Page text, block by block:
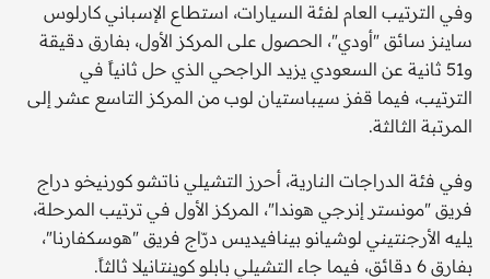
وفي الترتيب العام لفئة السيارات، استطاع الإسباني كارلوس
ساينز سائق "أودي"، الحصول على المركز الأول، بفارق دقيقة
و51 ثانية عن السعودي يزيد الراجحي الذي حل ثانياً في
الترتيب، فيما قفز سيباستيان لوب من المركز التاسع عشر إلى
المرتبة الثالثة.
وفي فئة الدراجات النارية، أحرز التشيلي ناتشو كورنيخو دراج
فريق "مونستر إنرجي هوندا"، المركز الأول في ترتيب المرحلة،
يليه الأرجنتيني لوشيانو بينافيديس درّاج فريق "هوسكفارنا"،
بفارق 6 دقائق، فيما جاء التشيلي بابلو كوينتانيلا ثالثاً.